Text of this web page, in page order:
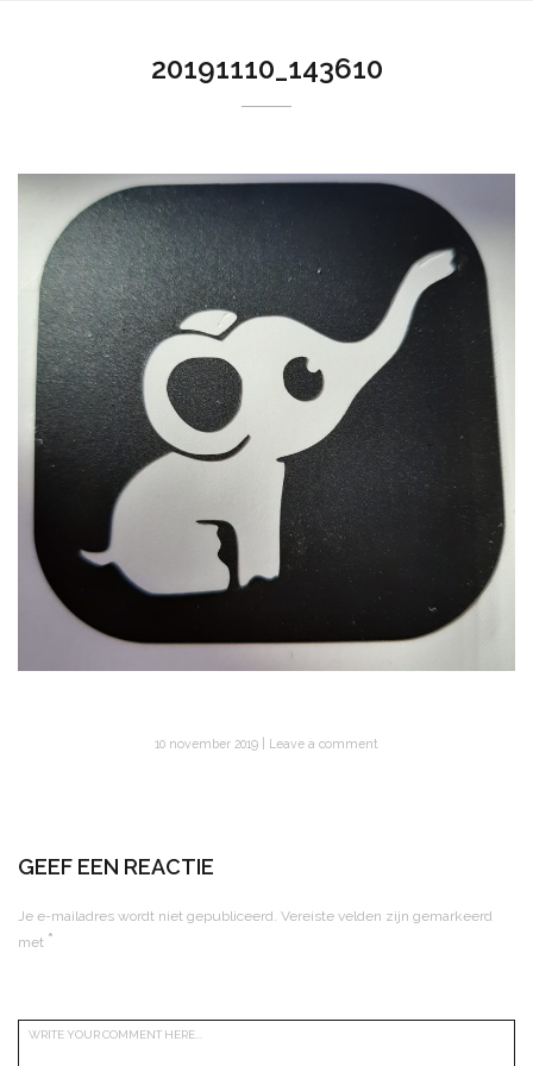
20191110_143610
10 november 2019 Leave a comment
GEEF EEN REACTIE
Je e-mailadres wordt niet gepubliceerd. Vereiste velden zijn gemarkeerd
met *